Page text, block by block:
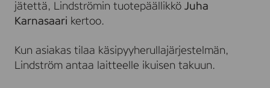
jätettä, Lindströmin tuotepäällikkö Juha
Karnasaari kertoo.
Kun asiakas tilaa käsipyyherullajärjestelmän,
Lindström antaa laitteelle ikuisen takuun.